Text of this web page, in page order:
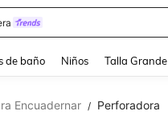
de baño Niños Talla Grande
Encuadernar / Perforadora